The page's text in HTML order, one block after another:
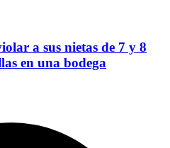
a sus nietas de 7 y 8
en una bodega